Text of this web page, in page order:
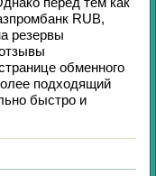
RUB,
резервы
обменного
подходящий
быстро и